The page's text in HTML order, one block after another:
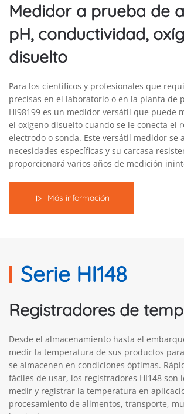
Medidor a prueba de
pH, conductividad,
disuelto
Para los científicos y profesionales que
precisas en el laboratorio o en la planta de
HI98199 es un medidor versátil que puede
el oxígeno disuelto cuando se le conecta el
electrodo o sonda. Este versátil medidor se
necesidades específicas y su carcasa
proporcionará varios años de medición
Más información
Serie HI148
Registradores de
Desde el almacenamiento hasta el
medir la temperatura de sus productos
se almacenen en condiciones óptimas.
fáciles de usar, los registradores HI148 son
medir y registrar la temperatura en
procesamiento de alimentos, transporte,